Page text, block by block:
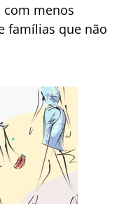
com menos
famílias que não